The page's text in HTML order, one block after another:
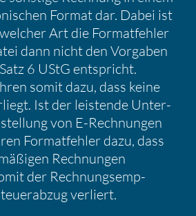
Format dar. Dabei ist
Art die Format­fehler
dann nicht den Vorgaben
6 UStG entspricht.
somit dazu, dass keine
Ist der leistende Unter­
von E-Rechnungen
Format­fehler dazu, dass
Rechnungen
der Rechnungs­emp­
verliert.